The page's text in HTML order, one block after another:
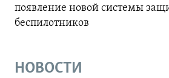
появление новой системы
беспилотников
НОВОСТИ